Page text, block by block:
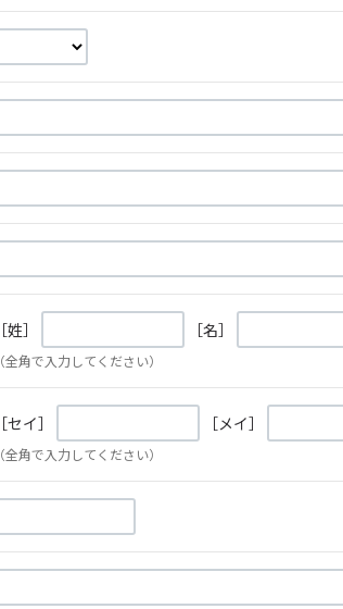
［姓］ ［名］
（全角で入力してください）
［セイ］ ［メイ］
（全角で入力してください）